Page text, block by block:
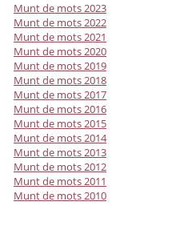
Munt de mots 2023
Munt de mots 2022
Munt de mots 2021
Munt de mots 2020
Munt de mots 2019
Munt de mots 2018
Munt de mots 2017
Munt de mots 2016
Munt de mots 2015
Munt de mots 2014
Munt de mots 2013
Munt de mots 2012
Munt de mots 2011
Munt de mots 2010